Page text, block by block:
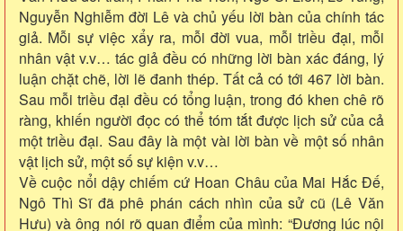
Nguyễn Nghiễm đời Lê và chủ yếu lời bàn của chính tác
giả. Mỗi sự việc xẩy ra, mỗi đời vua, mỗi triều đại, mỗi
nhân vật v.v… tác giả đều có những lời bàn xác đáng, lý
luận chặt chẽ, lời lẽ đanh thép. Tất cả có tới 467 lời bàn.
Sau mỗi triều đại đều có tổng luận, trong đó khen chê rõ
ràng, khiến người đọc có thể tóm tắt được lịch sử của cả
một triều đại. Sau đây là một vài lời bàn về một số nhân
vật lịch sử, một số sự kiện v.v…
Về cuộc nổi dậy chiếm cứ Hoan Châu của Mai Hắc Đế,
Ngô Thì Sĩ đã phê phán cách nhìn của sử cũ (Lê Văn
Hưu) và ông nói rõ quan điểm của mình: “Đương lúc nội